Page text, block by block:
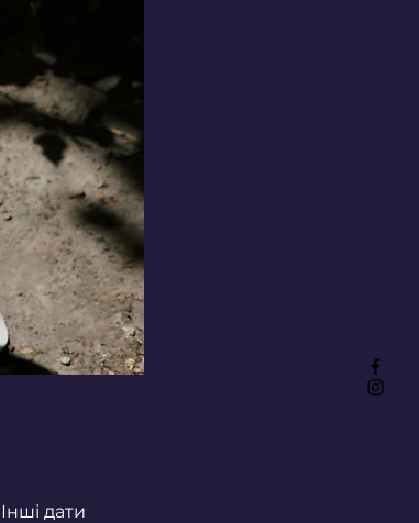
Інші дати